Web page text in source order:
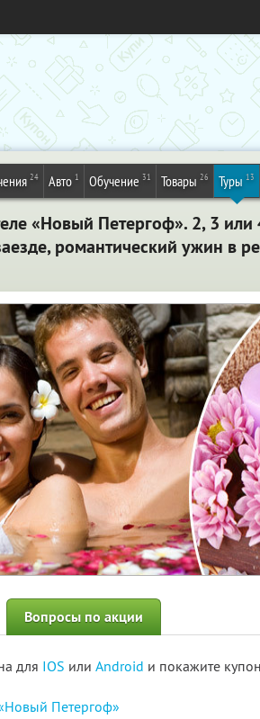
24 Авто 1 Обучение 31 Товары 26 Туры 13
«Новый Петергоф». 2, 3
романтический ужин в
Вопросы по акции
для IOS или Android и покажите
Петергоф»